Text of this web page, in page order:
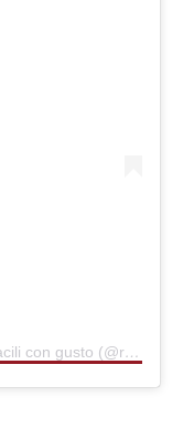
Une publication partagée par Ricette facili con gusto (@ricettandocondany)